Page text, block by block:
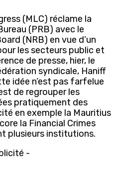
(MLC) réclame la
(PRB) avec le
(NRB) en vue d’un
les secteurs public et
de presse, hier, le
syndicale, Haniff
idée n’est pas farfelue
de regrouper les
pratiquement des
en exemple la Mauritius
la Financial Crimes
plusieurs institutions.
-